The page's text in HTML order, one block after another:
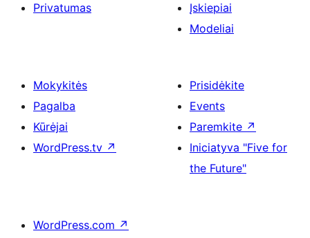
Privatumas
Įskiepiai
Modeliai
Mokykitės
Pagalba
Kūrėjai
WordPress.tv ↗
Prisidėkite
Events
Paremkite ↗
Iniciatyva "Five for
the Future"
WordPress.com ↗